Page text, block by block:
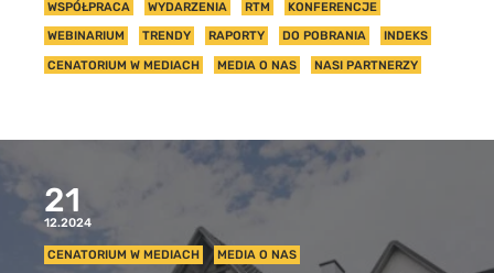
WSPÓŁPRACA WYDARZENIA RTM KONFERENCJE
WEBINARIUM TRENDY RAPORTY DO POBRANIA INDEKS
CENATORIUM W MEDIACH MEDIA O NAS NASI PARTNERZY
21
12.2024
CENATORIUM W MEDIACH MEDIA O NAS